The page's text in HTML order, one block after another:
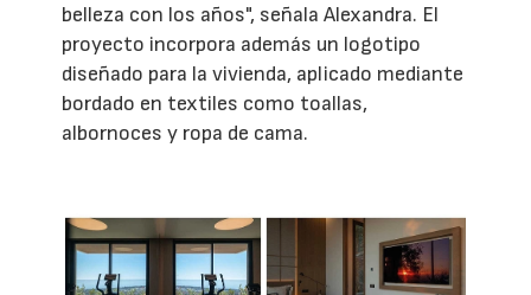
belleza con los años", señala Alexandra. El
proyecto incorpora además un logotipo
diseñado para la vivienda, aplicado mediante
bordado en textiles como toallas,
albornoces y ropa de cama.